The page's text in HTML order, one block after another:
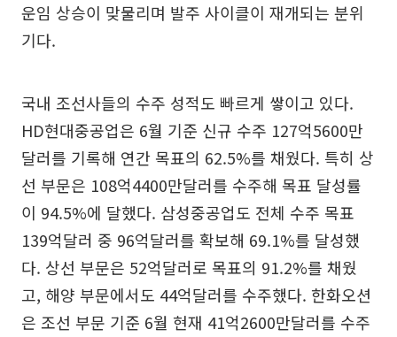
운임 상승이 맞물리며 발주 사이클이 재개되는 분위
기다.
국내 조선사들의 수주 성적도 빠르게 쌓이고 있다.
HD현대중공업은 6월 기준 신규 수주 127억5600만
달러를 기록해 연간 목표의 62.5%를 채웠다. 특히 상
선 부문은 108억4400만달러를 수주해 목표 달성률
이 94.5%에 달했다. 삼성중공업도 전체 수주 목표
139억달러 중 96억달러를 확보해 69.1%를 달성했
다. 상선 부문은 52억달러로 목표의 91.2%를 채웠
고, 해양 부문에서도 44억달러를 수주했다. 한화오션
은 조선 부문 기준 6월 현재 41억2600만달러를 수주